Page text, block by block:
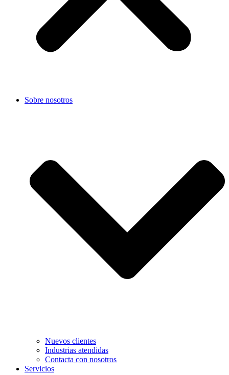
Sobre nosotros
Nuevos clientes
Industrias atendidas
Contacta con nosotros
Servicios